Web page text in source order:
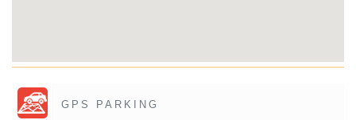
GPS PARKING